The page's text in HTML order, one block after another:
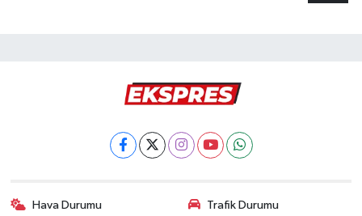
Hava Durumu Trafik Durumu